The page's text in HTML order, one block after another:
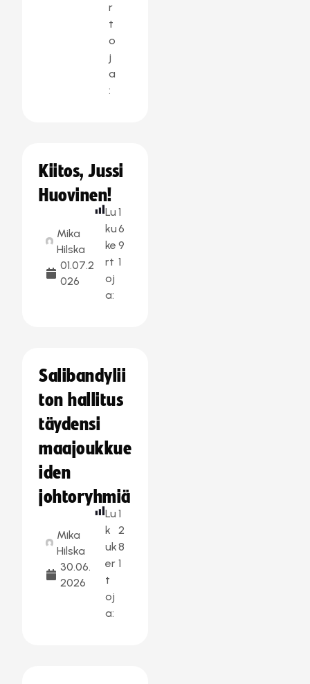
r
t
o
j
a
:
Kiitos, Jussi
Huovinen!
Mika
Hilska
01.07.2
026
Lu
ku
ke
rt
oj
a:
1
6
9
1
Salibandylii
ton hallitus
täydensi
maajoukkue
iden
johtoryhmiä
Mika
Hilska
30.06.
2026
Lu
k
uk
er
t
oj
a:
1
2
8
1